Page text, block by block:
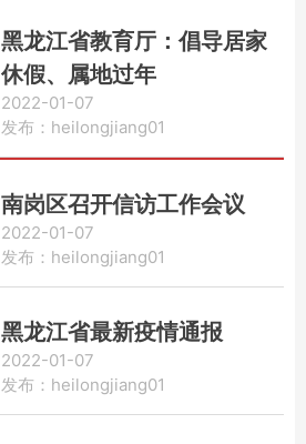
黑龙江省教育厅：倡导居家
休假、属地过年
2022-01-07
发布：heilongjiang01
南岗区召开信访工作会议
2022-01-07
发布：heilongjiang01
黑龙江省最新疫情通报
2022-01-07
发布：heilongjiang01